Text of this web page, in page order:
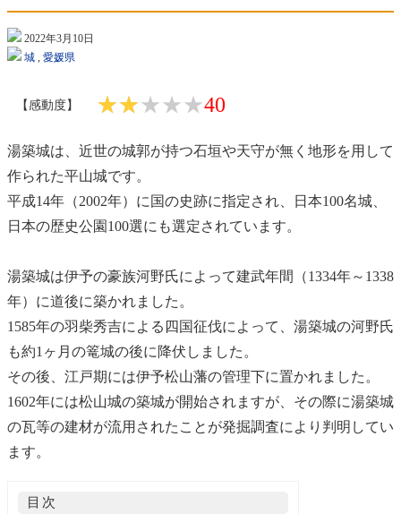
2022年3月10日
城 , 愛媛県
【感動度】 ★★★★★
★★★★★40
湯築城は、近世の城郭が持つ石垣や天守が無く地形を用して
作られた平山城です。
平成14年（2002年）に国の史跡に指定され、日本100名城、
日本の歴史公園100選にも選定されています。
湯築城は伊予の豪族河野氏によって建武年間（1334年～1338
年）に道後に築かれました。
1585年の羽柴秀吉による四国征伐によって、湯築城の河野氏
も約1ヶ月の篭城の後に降伏しました。
その後、江戸期には伊予松山藩の管理下に置かれました。
1602年には松山城の築城が開始されますが、その際に湯築城
の瓦等の建材が流用されたことが発掘調査により判明してい
ます。
目次